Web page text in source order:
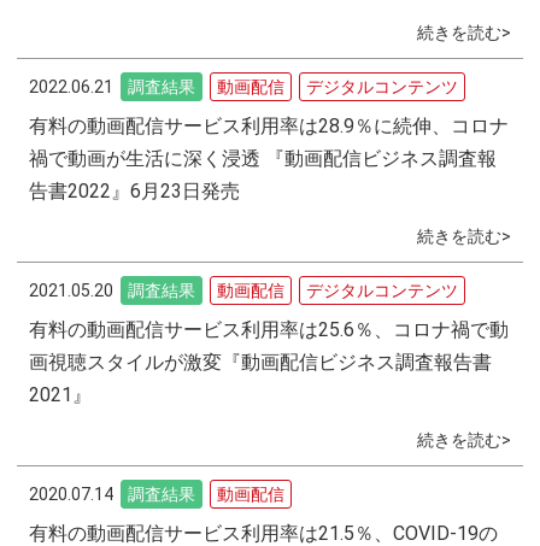
続きを読む>
2022.06.21 調査結果 動画配信 デジタルコンテンツ
有料の動画配信サービス利用率は28.9％に続伸、コロナ
禍で動画が生活に深く浸透 『動画配信ビジネス調査報
告書2022』6月23日発売
続きを読む>
2021.05.20 調査結果 動画配信 デジタルコンテンツ
有料の動画配信サービス利用率は25.6％、コロナ禍で動
画視聴スタイルが激変『動画配信ビジネス調査報告書
2021』
続きを読む>
2020.07.14 調査結果 動画配信
有料の動画配信サービス利用率は21.5％、COVID-19の